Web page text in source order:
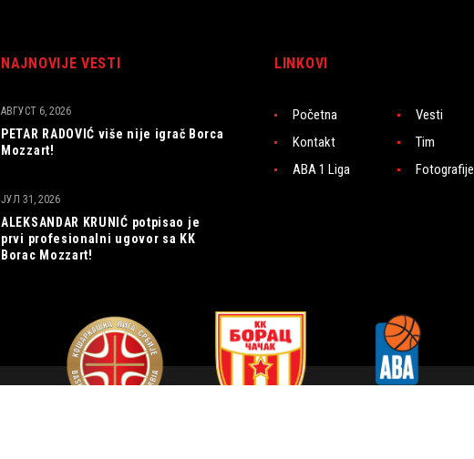
NAJNOVIJE VESTI
PETAR RADOVIĆ više nije igrač Borca
Mozzart!
АВГУСТ 6, 2026
ALEKSANDAR KRUNIĆ potpisao je
prvi profesionalni ugovor sa KK
Borac Mozzart!
ЈУЛ 31, 2026
LINKOVI
Početna
Vesti
Kontakt
Tim
ABA 1 Liga
Fotografije